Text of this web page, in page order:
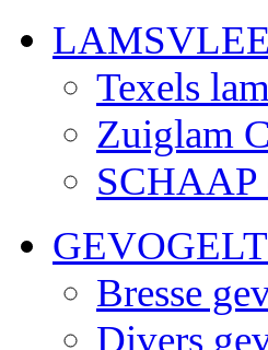
Texels
Zuiglam
Bresse
Divers